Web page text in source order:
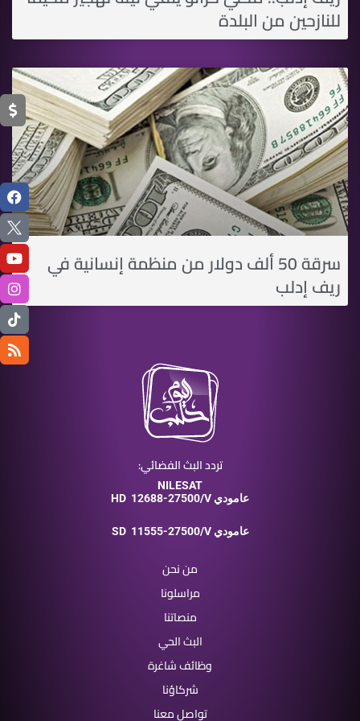
للنازحين من البلدة
سرقة 50 ألف دولار من منظمة إنسانية في
ريف إدلب
تردد البث الفضائي:
NILESAT
HD
12688-27500/V عامودي
SD 11555-27500/V عامودي
من نحن
مراسلونا
منصاتنا
البث الحي
وظائف شاغرة
شركاؤنا
تواصل معنا